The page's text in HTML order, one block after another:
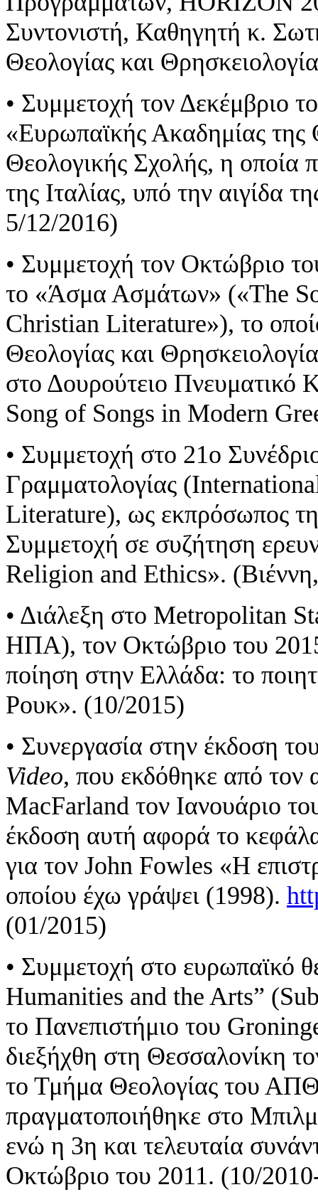
Συντονιστή, Καθηγητή κ.
Θεολογίας και
• Συμμετοχή τον Δεκέμβριο
«Ευρωπαϊκής Ακαδημίας
Θεολογικής Σχολής, η οποία
της Ιταλίας, υπό την αιγίδα
5/12/2016)
• Συμμετοχή τον Οκτώβριο
το «Άσμα Ασμάτων» («The
Christian Literature»), το
Θεολογίας και
στο Δουρούτειο Πνευματικό
Song of Songs in Modern
• Συμμετοχή στο 21ο
Γραμματολογίας
Literature), ως εκπρόσωπος
Συμμετοχή σε συζήτηση
Religion and Ethics».
• Διάλεξη στο Metropolitan
ΗΠΑ), τον Οκτώβριο του
ποίηση στην Ελλάδα: το
Ρουκ». (10/2015)
• Συνεργασία στην έκδοση
Video, που εκδόθηκε από τον
MacFarland τον Ιανουάριο
έκδοση αυτή αφορά το
για τον John Fowles «Η
οποίου έχω γράψει (1998).
(01/2015)
• Συμμετοχή στο ευρωπαϊκό
Humanities and the Arts”
το Πανεπιστήμιο του
διεξήχθη στη Θεσσαλονίκη
το Τμήμα Θεολογίας του
πραγματοποιήθηκε στο
ενώ η 3η και τελευταία
Οκτώβριο του 2011. (10/